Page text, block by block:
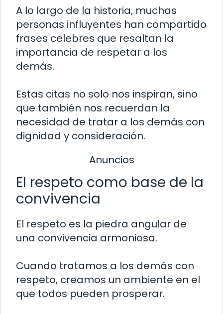
A lo largo de la historia, muchas
personas influyentes han compartido
frases celebres que resaltan la
importancia de respetar a los
demás.
Estas citas no solo nos inspiran, sino
que también nos recuerdan la
necesidad de tratar a los demás con
dignidad y consideración.
Anuncios
El respeto como base de la
convivencia
El respeto es la piedra angular de
una convivencia armoniosa.
Cuando tratamos a los demás con
respeto, creamos un ambiente en el
que todos pueden prosperar.